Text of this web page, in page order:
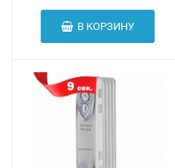
В КОРЗИНУ